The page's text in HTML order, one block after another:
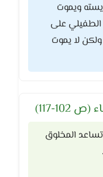
ويموت
على
لا يموت
117)
المخلوق